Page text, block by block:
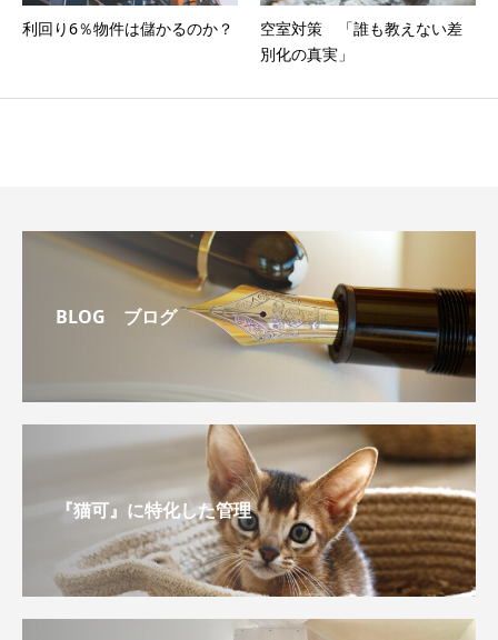
利回り6％物件は儲かるのか？
空室対策 「誰も教えない差
別化の真実」
BLOG ブログ
『猫可』に特化した管理